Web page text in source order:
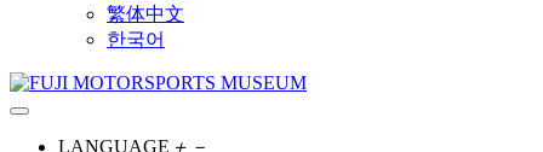
繁体中文
한국어
LANGUAGE ＋ －